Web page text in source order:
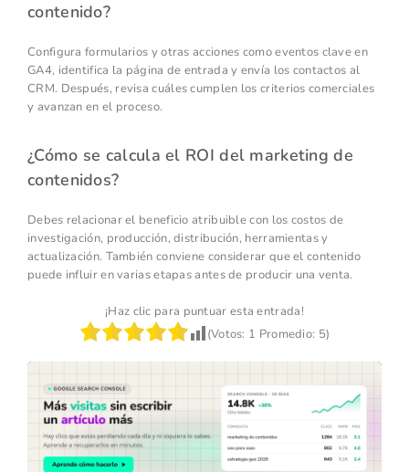
contenido?
Configura formularios y otras acciones como eventos clave en
GA4, identifica la página de entrada y envía los contactos al
CRM. Después, revisa cuáles cumplen los criterios comerciales
y avanzan en el proceso.
¿Cómo se calcula el ROI del marketing de
contenidos?
Debes relacionar el beneficio atribuible con los costos de
investigación, producción, distribución, herramientas y
actualización. También conviene considerar que el contenido
puede influir en varias etapas antes de producir una venta.
¡Haz clic para puntuar esta entrada!
(Votos: 1 Promedio: 5)